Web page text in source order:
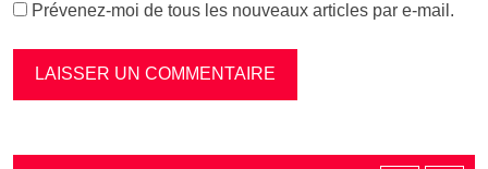
Prévenez-moi de tous les nouveaux articles par e-mail.